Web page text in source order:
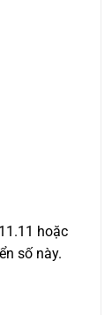
hoặc
số này.